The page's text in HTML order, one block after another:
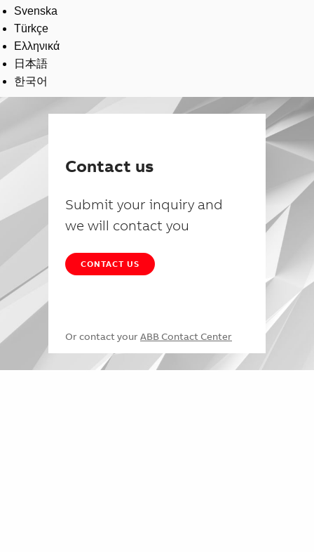
Svenska
Türkçe
Ελληνικά
日本語
한국어
Contact us
Submit your inquiry and
we will contact you
CONTACT US
Or contact your ABB Contact Center